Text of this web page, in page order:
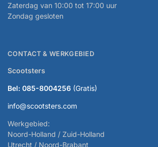
Zaterdag van 10:00 tot 17:00 uur
Zondag gesloten
CONTACT & WERKGEBIED
Scootsters
Bel: 085-8004256 (Gratis)
info@scootsters.com
Werkgebied:
Noord-Holland / Zuid-Holland
Utrecht / Noord-Brabant